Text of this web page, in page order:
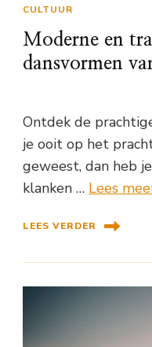
CULTUUR
Moderne en
dansvormen
Ontdek de
je ooit op het
geweest, dan heb
klanken … Lees
LEES VERDER